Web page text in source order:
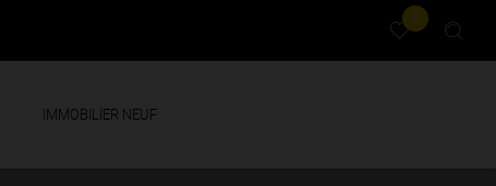
0
IMMOBILIER NEUF